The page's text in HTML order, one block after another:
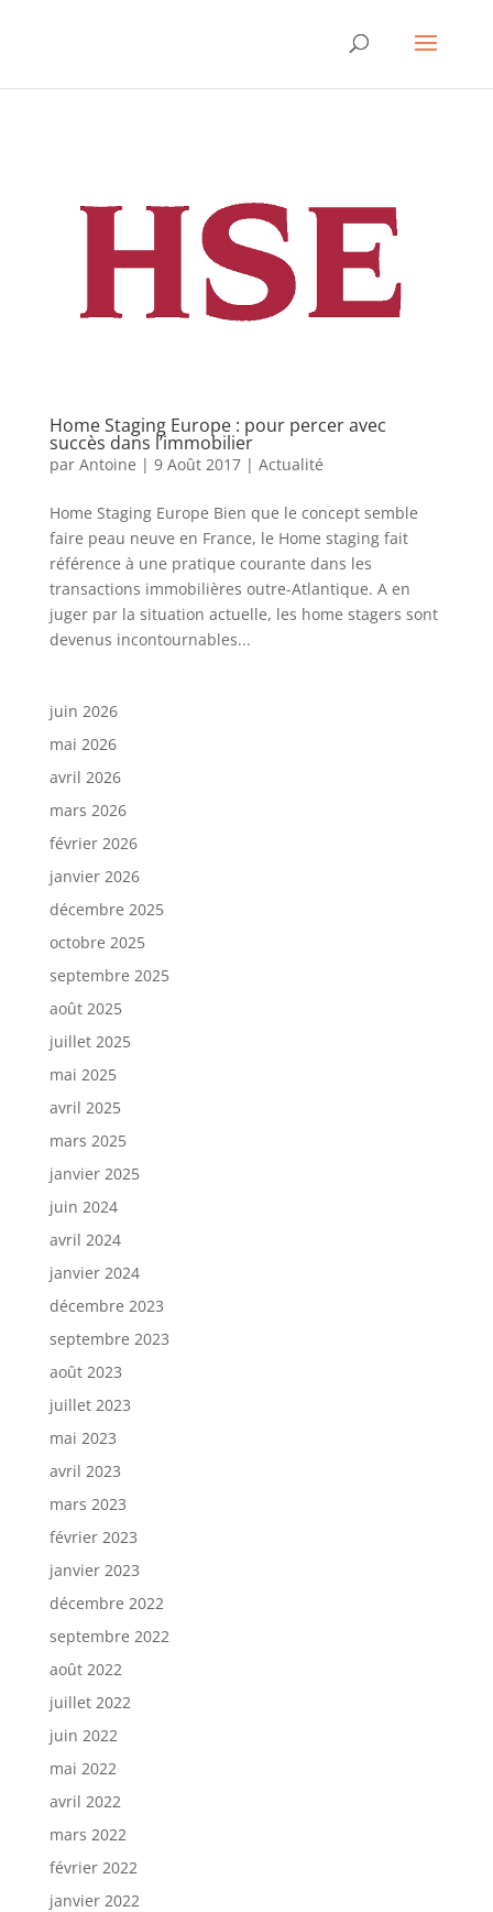
Home Staging Europe : pour percer avec
succès dans l’immobilier
par Antoine | 9 Août 2017| Actualité
Home Staging Europe Bien que le concept semble
faire peau neuve en France, le Home staging fait
référence à une pratique courante dans les
transactions immobilières outre-Atlantique. A en
juger par la situation actuelle, les home stagers sont
devenus incontournables...
juin 2026
mai 2026
avril 2026
mars 2026
février 2026
janvier 2026
décembre 2025
octobre 2025
septembre 2025
août 2025
juillet 2025
mai 2025
avril 2025
mars 2025
janvier 2025
juin 2024
avril 2024
janvier 2024
décembre 2023
septembre 2023
août 2023
juillet 2023
mai 2023
avril 2023
mars 2023
février 2023
janvier 2023
décembre 2022
septembre 2022
août 2022
juillet 2022
juin 2022
mai 2022
avril 2022
mars 2022
février 2022
janvier 2022